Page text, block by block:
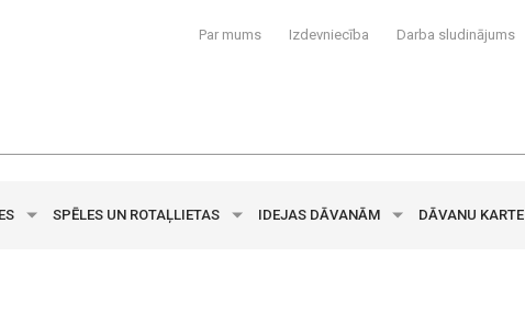
Par mums Izdevniecība Darba sludinājums
SPĒLES UN ROTAĻLIETAS IDEJAS DĀVANĀM DĀVANU KARTE